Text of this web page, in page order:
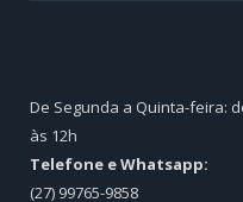
De Segunda a Quinta-feira:
às 12h
Telefone e Whatsapp:
(27) 99765-9858